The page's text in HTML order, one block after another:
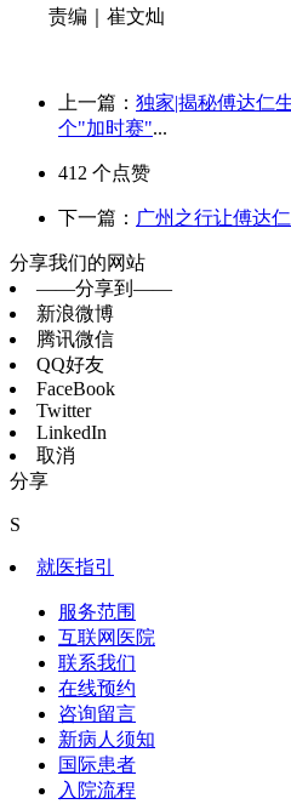
责编｜崔文灿
上一篇： 独家|揭秘傅达仁
个"加时赛"...
412 个点赞
下一篇： 广州之行让傅达
分享我们的网站
——分享到——
新浪微博
腾讯微信
QQ好友
FaceBook
Twitter
LinkedIn
取消
分享
S
就医指引
服务范围
互联网医院
联系我们
在线预约
咨询留言
新病人须知
国际患者
入院流程